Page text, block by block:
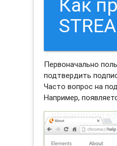
Как
Первоначально
подтвердить
Часто вопрос на
Например,